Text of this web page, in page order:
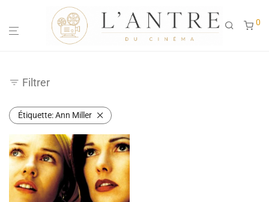
0
Filtrer
Étiquette:Ann Miller